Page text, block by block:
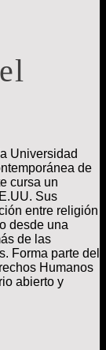
Universidad
de
cursa un
Sus
entre religión
desde una
de las
Forma parte del
Humanos
abierto y